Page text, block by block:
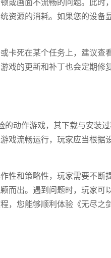
资源的消耗。如果您的设备
卡死在某个任务上，建议查
戏的更新和补丁也会定期修
的动作游戏，其下载与安装
戏流畅运行，玩家应当根据
性和策略性，玩家需要不断
而出。遇到问题时，玩家可
，您能够顺利体验《无尽之